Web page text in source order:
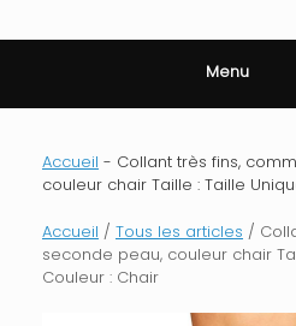
Menu
Accueil - Collant très fins,
couleur chair Taille : Taille
Accueil / Tous les articles /
seconde peau, couleur chair
Couleur : Chair